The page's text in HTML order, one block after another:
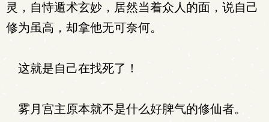
灵，自恃遁术玄妙，居然当着众人的面，说自己
修为虽高，却拿他无可奈何。
这就是自己在找死了！
雾月宫主原本就不是什么好脾气的修仙者。